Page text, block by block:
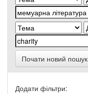
Почати новий пошук
Додати фільтри: